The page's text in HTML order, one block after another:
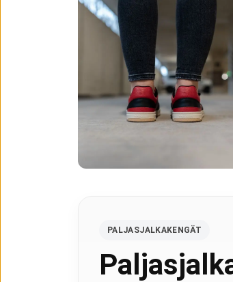
PALJASJALKAKENGÄT